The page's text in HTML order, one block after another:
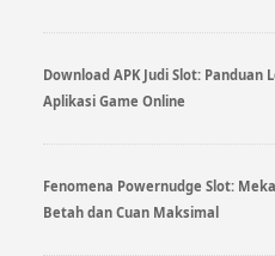
Download APK Judi Slot: Panduan
Aplikasi Game Online
Fenomena Powernudge Slot:
Betah dan Cuan Maksimal